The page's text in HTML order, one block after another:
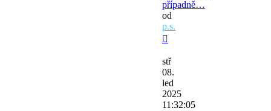
případně…
od
p.s.
poslední
příspěvek
stř
08.
led
2025
11:32:05